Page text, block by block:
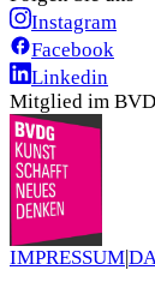
Instagram
Facebook
Linkedin
Mitglied im
IMPRESSUM|